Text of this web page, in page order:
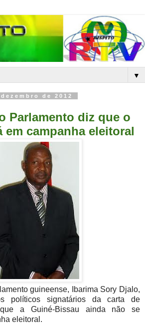
▼
de 2012
Parlamento diz que o
em campanha eleitoral
guineense, Ibarima Sory Djalo,
políticos signatários da carta de
a Guiné-Bissau ainda não se
eleitoral.